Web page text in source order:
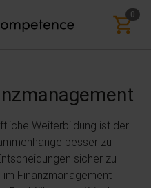
0
Weiterbildung ist der
besser zu
sicher zu
Finanzmanagement